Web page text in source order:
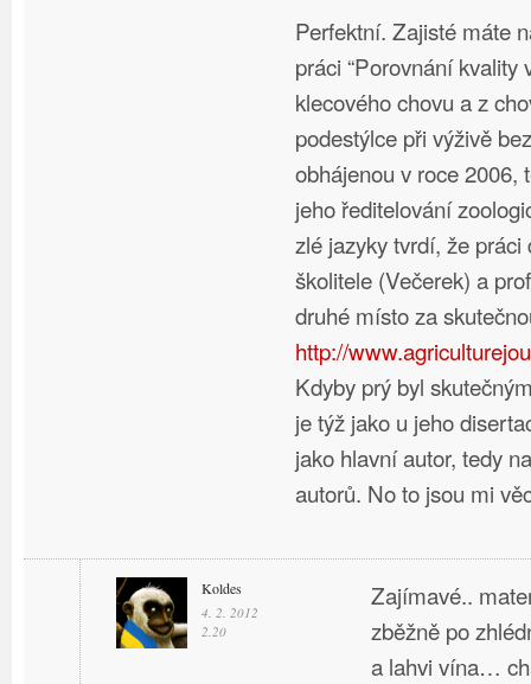
Perfektní. Zajisté máte
práci “Porovnání kvality
klecového chovu a z
podestýlce při výživě
obhájenou v roce 2006,
jeho ředitelování
zlé jazyky tvrdí, že práci
školitele (Večerek) a
druhé místo za
http://
Kdyby prý byl
je týž jako u jeho
jako hlavní autor, tedy
autorů. No to jsou mi
Koldes
4. 2. 2012
2.20
Zajímavé..
zběžně po
a lahvi vína…